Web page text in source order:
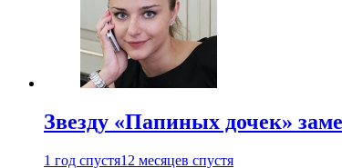
Звезду «Папиных дочек»
1 год спустя12 месяцев спустя